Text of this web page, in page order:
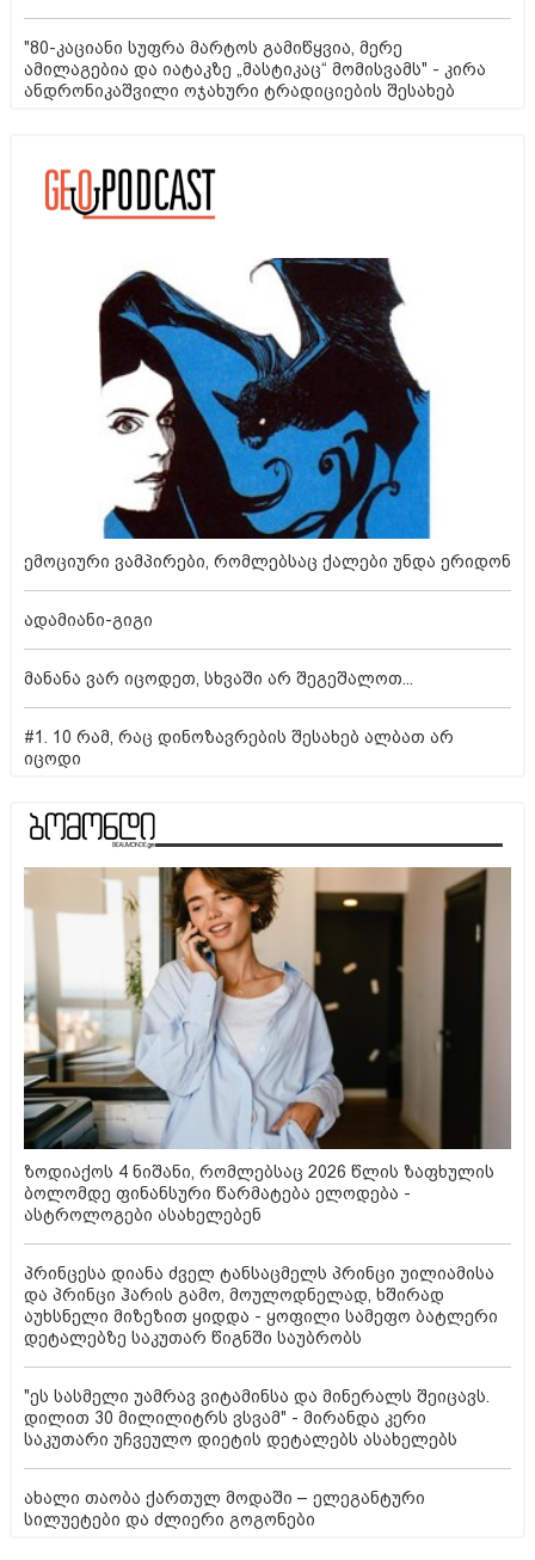
"80-კაციანი სუფრა მარტოს გამიწყვია, მერე
ამილაგებია და იატაკზე „მასტიკაც“ მომისვამს" - კირა
ანდრონიკაშვილი ოჯახური ტრადიციების შესახებ
ემოციური ვამპირები, რომლებსაც ქალები უნდა ერიდონ
ადამიანი-გიგი
მანანა ვარ იცოდეთ, სხვაში არ შეგეშალოთ...
#1. 10 რამ, რაც დინოზავრების შესახებ ალბათ არ
იცოდი
ზოდიაქოს 4 ნიშანი, რომლებსაც 2026 წლის ზაფხულის
ბოლომდე ფინანსური წარმატება ელოდება -
ასტროლოგები ასახელებენ
პრინცესა დიანა ძველ ტანსაცმელს პრინცი უილიამისა
და პრინცი ჰარის გამო, მოულოდნელად, ხშირად
აუხსნელი მიზეზით ყიდდა - ყოფილი სამეფო ბატლერი
დეტალებზე საკუთარ წიგნში საუბრობს
"ეს სასმელი უამრავ ვიტამინსა და მინერალს შეიცავს.
დილით 30 მილილიტრს ვსვამ" - მირანდა კერი
საკუთარი უჩვეულო დიეტის დეტალებს ასახელებს
ახალი თაობა ქართულ მოდაში – ელეგანტური
სილუეტები და ძლიერი გოგონები